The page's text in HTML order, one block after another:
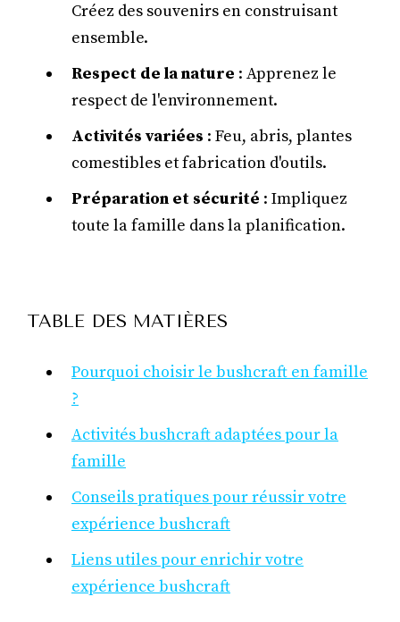
Créez des souvenirs en construisant
ensemble.
Respect de la nature : Apprenez le
respect de l'environnement.
Activités variées : Feu, abris, plantes
comestibles et fabrication d'outils.
Préparation et sécurité : Impliquez
toute la famille dans la planification.
TABLE DES MATIÈRES
Pourquoi choisir le bushcraft en famille
?
Activités bushcraft adaptées pour la
famille
Conseils pratiques pour réussir votre
expérience bushcraft
Liens utiles pour enrichir votre
expérience bushcraft